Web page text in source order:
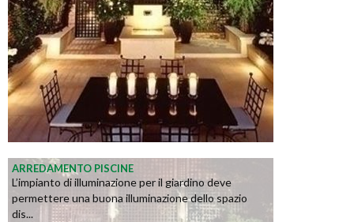
ARREDAMENTO PISCINE
L’impianto di illuminazione per il giardino deve
permettere una buona illuminazione dello spazio
dis...